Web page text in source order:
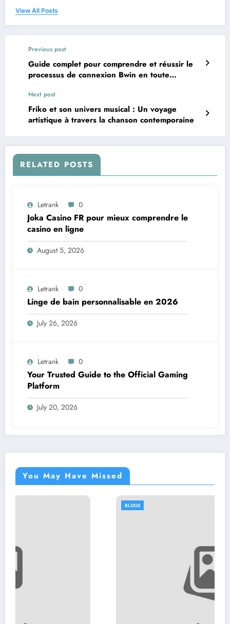
View All Posts
Previous post
Guide complet pour comprendre et réussir le
processus de connexion Bwin en toute
Next post
Friko et son univers musical : Un voyage
artistique à travers la chanson contemporaine
RELATED POSTS
Letrank 0
Joka Casino FR pour mieux comprendre le
casino en ligne
August 5, 2026
Letrank 0
Linge de bain personnalisable en 2026
July 26, 2026
Letrank 0
Your Trusted Guide to the Official Gaming
Platform
July 20, 2026
You May Have Missed